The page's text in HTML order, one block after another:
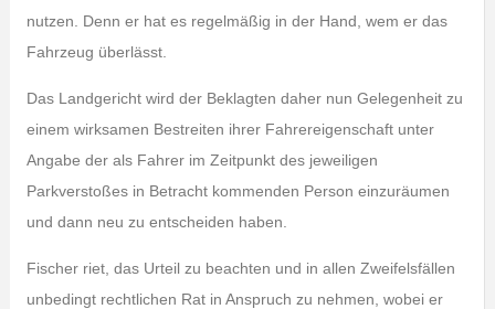
nutzen. Denn er hat es regelmäßig in der Hand, wem er das
Fahrzeug überlässt.
Das Landgericht wird der Beklagten daher nun Gelegenheit zu
einem wirksamen Bestreiten ihrer Fahrereigenschaft unter
Angabe der als Fahrer im Zeitpunkt des jeweiligen
Parkverstoßes in Betracht kommenden Person einzuräumen
und dann neu zu entscheiden haben.
Fischer riet, das Urteil zu beachten und in allen Zweifelsfällen
unbedingt rechtlichen Rat in Anspruch zu nehmen, wobei er